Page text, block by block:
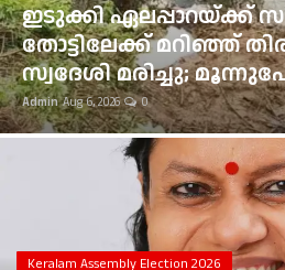
Technology
Health
Jobs Mall
Career
ഇടുക്കി ഏലപ്പാറയ്ക്ക്
തോട്ടിലേക്ക് മറിഞ്ഞ്
സ്വദേശി മരിച്ചു;
Admin Aug 6, 2026 0
Keralam Assembly Election 2026